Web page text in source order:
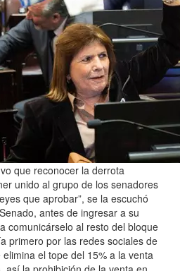
que reconocer la derrota
unido al grupo de los senadores
que aprobar”, se la escuchó
antes de ingresar a su
comunicárselo al resto del bloque
primero por las redes sociales de
el tope del 15% a la venta